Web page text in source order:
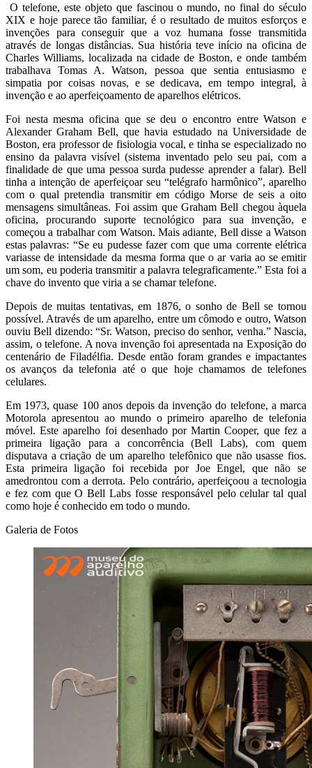
O telefone, este objeto que fascinou o mundo, no final do século
XIX e hoje parece tão familiar, é o resultado de muitos esforços e
invenções para conseguir que a voz humana fosse transmitida
através de longas distâncias. Sua história teve início na oficina de
Charles Williams, localizada na cidade de Boston, e onde também
trabalhava Tomas A. Watson, pessoa que sentia entusiasmo e
simpatia por coisas novas, e se dedicava, em tempo integral, à
invenção e ao aperfeiçoamento de aparelhos elétricos.
Foi nesta mesma oficina que se deu o encontro entre Watson e
Alexander Graham Bell, que havia estudado na Universidade de
Boston, era professor de fisiologia vocal, e tinha se especializado no
ensino da palavra visível (sistema inventado pelo seu pai, com a
finalidade de que uma pessoa surda pudesse aprender a falar). Bell
tinha a intenção de aperfeiçoar seu “telégrafo harmônico”, aparelho
com o qual pretendia transmitir em código Morse de seis a oito
mensagens simultâneas. Foi assim que Graham Bell chegou àquela
oficina, procurando suporte tecnológico para sua invenção, e
começou a trabalhar com Watson. Mais adiante, Bell disse a Watson
estas palavras: “Se eu pudesse fazer com que uma corrente elétrica
variasse de intensidade da mesma forma que o ar varia ao se emitir
um som, eu poderia transmitir a palavra telegraficamente.” Esta foi a
chave do invento que viria a se chamar telefone.
Depois de muitas tentativas, em 1876, o sonho de Bell se tornou
possível. Através de um aparelho, entre um cômodo e outro, Watson
ouviu Bell dizendo: “Sr. Watson, preciso do senhor, venha.” Nascia,
assim, o telefone. A nova invenção foi apresentada na Exposição do
centenário de Filadélfia. Desde então foram grandes e impactantes
os avanços da telefonia até o que hoje chamamos de telefones
celulares.
Em 1973, quase 100 anos depois da invenção do telefone, a marca
Motorola apresentou ao mundo o primeiro aparelho de telefonia
móvel. Este aparelho foi desenhado por Martin Cooper, que fez a
primeira ligação para a concorrência (Bell Labs), com quem
disputava a criação de um aparelho telefônico que não usasse fios.
Esta primeira ligação foi recebida por Joe Engel, que não se
amedrontou com a derrota. Pelo contrário, aperfeiçoou a tecnologia
e fez com que O Bell Labs fosse responsável pelo celular tal qual
como hoje é conhecido em todo o mundo.
Galeria de Fotos